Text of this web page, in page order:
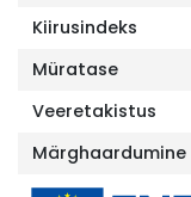
Kiirusindeks
Müratase
Veeretakistus
Märghaardumine